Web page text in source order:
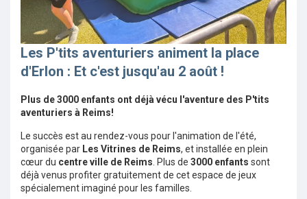
Les P'tits aventuriers animent la place
d'Erlon : Et c'est jusqu'au 2 août !
Plus de 3000 enfants ont déjà vécu l'aventure des P'tits
aventuriers à Reims!
Le succès est au rendez-vous pour l'animation de l'été,
organisée par Les Vitrines de Reims, et installée en plein
cœur du centre ville de Reims . Plus de 3000 enfants sont
déjà venus profiter gratuitement de cet espace de jeux
spécialement imaginé pour les familles.